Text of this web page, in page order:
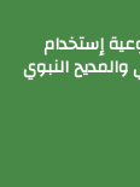
إستخدام
النبوي